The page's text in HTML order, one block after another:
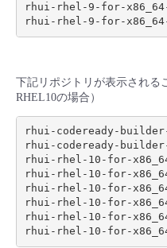
rhui-rhel-9-for-x86_64-
下記リポジトリが表示される
RHEL10の場合）
rhui-codeready-
rhui-codeready-
rhui-rhel-10-for-
rhui-rhel-10-for-
rhui-rhel-10-for-
rhui-rhel-10-for-
rhui-rhel-10-for-